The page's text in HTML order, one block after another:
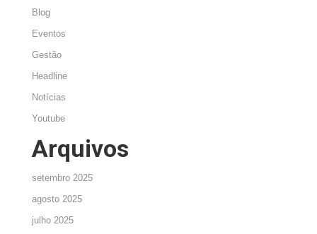
Blog
Eventos
Gestão
Headline
Notícias
Youtube
Arquivos
setembro 2025
agosto 2025
julho 2025